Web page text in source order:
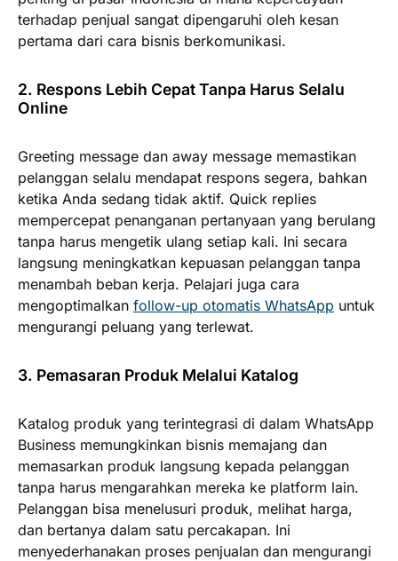
terhadap penjual sangat dipengaruhi oleh kesan
pertama dari cara bisnis berkomunikasi.
2. Respons Lebih Cepat Tanpa Harus Selalu
Online
Greeting message dan away message memastikan
pelanggan selalu mendapat respons segera, bahkan
ketika Anda sedang tidak aktif. Quick replies
mempercepat penanganan pertanyaan yang berulang
tanpa harus mengetik ulang setiap kali. Ini secara
langsung meningkatkan kepuasan pelanggan tanpa
menambah beban kerja. Pelajari juga cara
mengoptimalkan follow-up otomatis WhatsApp untuk
mengurangi peluang yang terlewat.
3. Pemasaran Produk Melalui Katalog
Katalog produk yang terintegrasi di dalam WhatsApp
Business memungkinkan bisnis memajang dan
memasarkan produk langsung kepada pelanggan
tanpa harus mengarahkan mereka ke platform lain.
Pelanggan bisa menelusuri produk, melihat harga,
dan bertanya dalam satu percakapan. Ini
menyederhanakan proses penjualan dan mengurangi